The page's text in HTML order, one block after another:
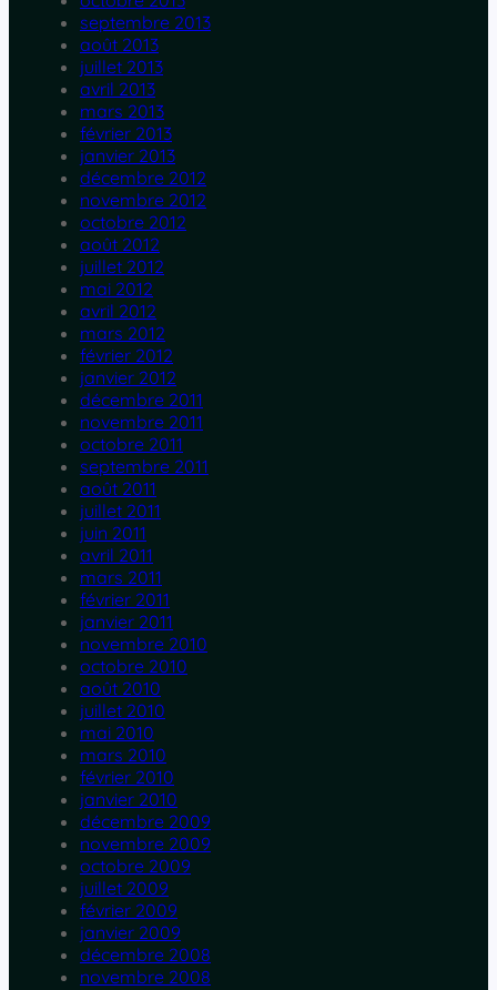
septembre 2013
août 2013
juillet 2013
avril 2013
mars 2013
février 2013
janvier 2013
décembre 2012
novembre 2012
octobre 2012
août 2012
juillet 2012
mai 2012
avril 2012
mars 2012
février 2012
janvier 2012
décembre 2011
novembre 2011
octobre 2011
septembre 2011
août 2011
juillet 2011
juin 2011
avril 2011
mars 2011
février 2011
janvier 2011
novembre 2010
octobre 2010
août 2010
juillet 2010
mai 2010
mars 2010
février 2010
janvier 2010
décembre 2009
novembre 2009
octobre 2009
juillet 2009
février 2009
janvier 2009
décembre 2008
novembre 2008